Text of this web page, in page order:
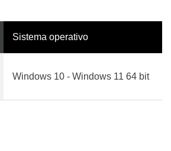
Sistema operativo
Windows 10 - Windows 11 64 bit